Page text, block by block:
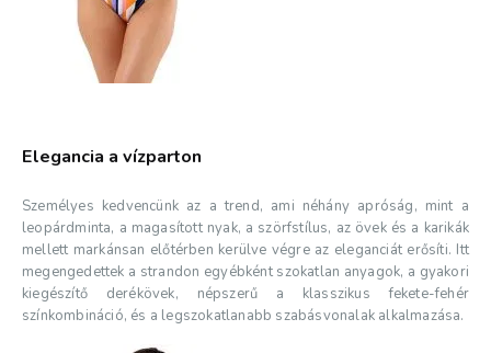
Elegancia a vízparton
Személyes kedvencünk az a trend, ami néhány apróság, mint a
leopárdminta, a magasított nyak, a szörfstílus, az övek és a karikák
mellett markánsan előtérben kerülve végre az eleganciát erősíti. Itt
megengedettek a strandon egyébként szokatlan anyagok, a gyakori
kiegészítő derékövek, népszerű a klasszikus fekete-fehér
színkombináció, és a legszokatlanabb szabásvonalak alkalmazása.